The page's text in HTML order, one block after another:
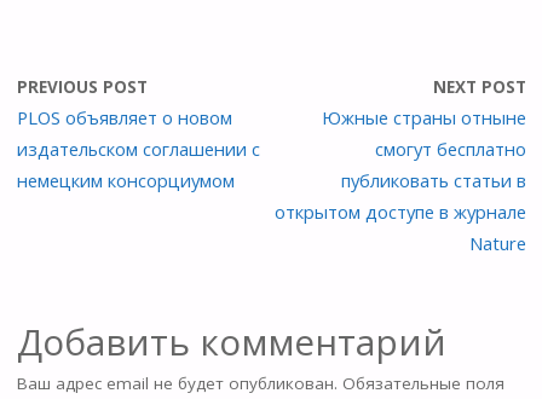
PREVIOUS POST
PLOS объявляет о новом
издательском соглашении с
немецким консорциумом
NEXT POST
Южные страны отныне
смогут бесплатно
публиковать статьи в
открытом доступе в журнале
Nature
Добавить комментарий
Ваш адрес email не будет опубликован. Обязательные поля